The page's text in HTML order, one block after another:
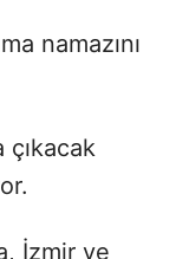
namazını
İzmir ve